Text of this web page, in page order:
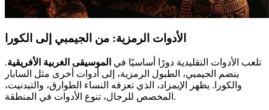
الأدوات الرمزية: من الجيمبي إلى الكورا
تلعب الأدوات التقليدية دورًا أساسيًا في الموسيقى الغربية الأفريقية.
ينضم الجيمبي، الطبول الرمزية، إلى أدوات أخرى مثل السابار
والكورا. يظهر الإيمزاد، الذي تعزفه النساء الطوارق، والتيدنيت،
المخصص للرجال، تنوع الأدوات في المنطقة.